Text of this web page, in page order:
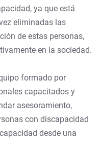
ya que está
eliminadas las
de estas personas,
en la sociedad.
formado por
capacitados y
asesoramiento,
con discapacidad
desde una